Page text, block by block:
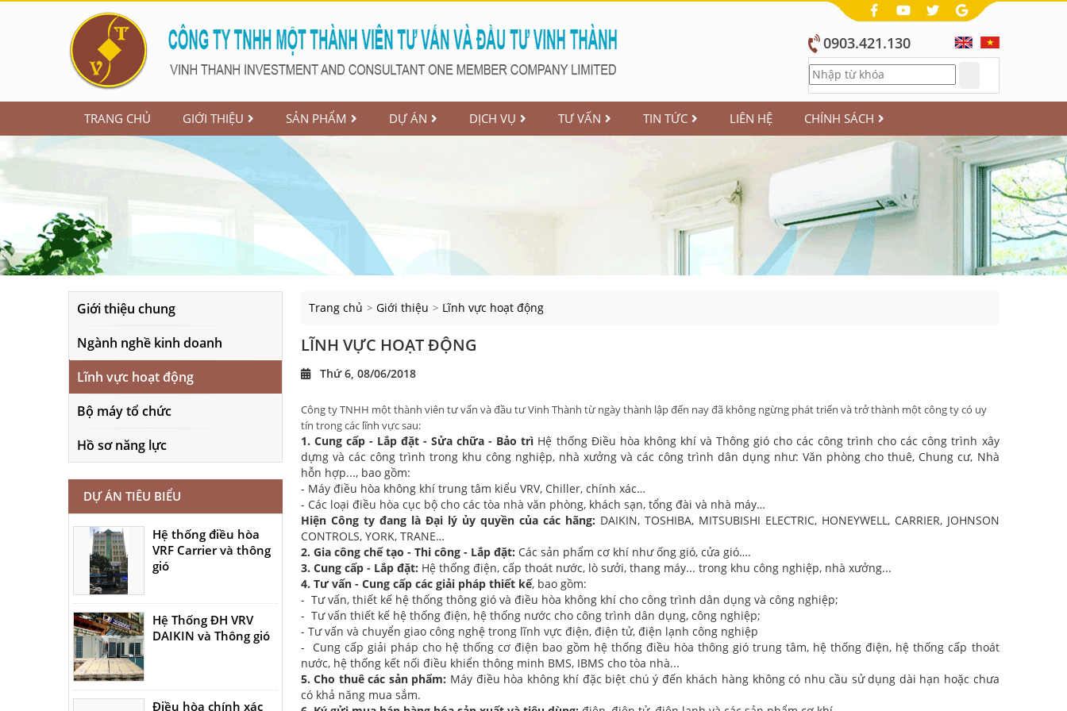
0903.421.130
TRANG CHỦ GIỚI THIỆU SẢN PHẨM DỰ ÁN DỊCH VỤ TƯ VẤN TIN TỨC LIÊN HỆ CHÍNH SÁCH
Giới thiệu chung
Ngành nghề kinh doanh
Lĩnh vực hoạt động
Bộ máy tổ chức
Hồ sơ năng lực
DỰ ÁN TIÊU BIỂU
Hệ thống điều hòa
VRF Carrier và thông
gió
Hệ Thống ĐH VRV
DAIKIN và Thông gió
Điều hòa chính xác
Trang chủ > Giới thiệu > Lĩnh vực hoạt động
LĨNH VỰC HOẠT ĐỘNG
Thứ 6, 08/06/2018
Công ty TNHH một thành viên tư vấn và đầu tư Vinh Thành từ ngày thành lập đến nay đã không ngừng phát triển và trở thành một công ty có uy
tín trong các lĩnh vực sau:
1. Cung cấp - Lắp đặt - Sửa chữa - Bảo trì Hệ thống Điều hòa không khí và Thông gió cho các công trình cho các công trình xây
dựng và các công trình trong khu công nghiệp, nhà xưởng và các công trình dân dụng như: Văn phòng cho thuê, Chung cư, Nhà
hỗn hợp..., bao gồm:
- Máy điều hòa không khí trung tâm kiểu VRV, Chiller, chính xác…
- Các loại điều hòa cục bộ cho các tòa nhà văn phòng, khách sạn, tổng đài và nhà máy…
Hiện Công ty đang là Đại lý ủy quyền của các hãng: DAIKIN, TOSHIBA, MITSUBISHI ELECTRIC, HONEYWELL, CARRIER, JOHNSON
CONTROLS, YORK, TRANE…
2. Gia công chế tạo - Thi công - Lắp đặt: Các sản phẩm cơ khí như ống gió, cửa gió….
3. Cung cấp - Lắp đặt: Hệ thống điện, cấp thoát nước, lò sưởi, thang máy... trong khu công nghiệp, nhà xưởng...
4. Tư vấn - Cung cấp các giải pháp thiết kế, bao gồm:
- Tư vấn, thiết kế hệ thống thông gió và điều hòa không khí cho công trình dân dụng và công nghiệp;
- Tư vấn thiết kế hệ thống điện, hệ thống nước cho công trình dân dụng, công nghiệp;
- Tư vấn và chuyển giao công nghệ trong lĩnh vực điện, điện tử, điện lạnh công nghiệp
- Cung cấp giải pháp cho hệ thống cơ điện bao gồm hệ thống điều hòa thông gió trung tâm, hệ thống điện, hệ thống cấp thoát
nước, hệ thống kết nối điều khiển thông minh BMS, IBMS cho tòa nhà...
5. Cho thuê các sản phẩm: Máy điều hòa không khí đặc biệt chú ý đến khách hàng không có nhu cầu sử dụng dài hạn hoặc chưa
có khả năng mua sắm.